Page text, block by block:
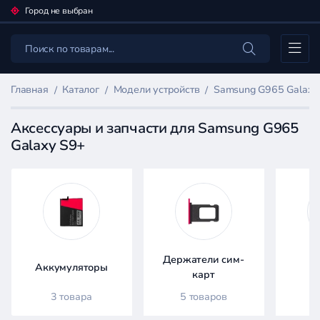
Город не выбран
Каталог
Главная Каталог Модели устройств Samsung G965
Аксессуары и запчасти для Samsung G965
Galaxy S9+
Фильтр
товаров
Аккумуляторы
3 товара
Держатели сим-
карт
5 товаров